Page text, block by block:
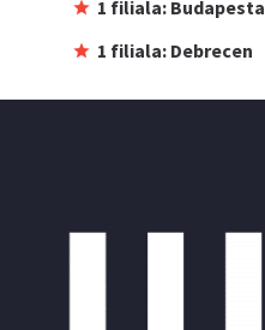
1 filiala: Budapesta
1 filiala: Debrecen